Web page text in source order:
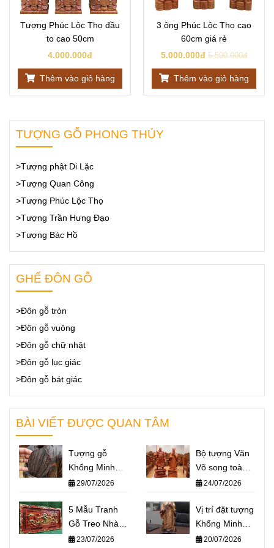
Tượng Phúc Lộc Thọ đầu
to cao 50cm
4.000.000đ
Thêm vào giỏ hàng
3 ông Phúc Lộc Thọ cao
60cm giá rẻ
5.000.000đ 5.500.000đ
Thêm vào giỏ hàng
TƯỢNG GỖ PHONG THỦY
>Tượng phật Di Lặc
>Tượng Quan Công
>Tượng Phúc Lộc Thọ
>Tượng Trần Hưng Đạo
>Tượng Bác Hồ
GHẾ ĐÔN GỖ
>Đôn gỗ tròn
>Đôn gỗ vuông
>Đôn gỗ chữ nhật
>Đôn gỗ lục giác
>Đôn gỗ bát giác
BÀI VIẾT ĐƯỢC QUAN TÂM
Tượng gỗ
Khổng Minh
giá bao nhiêu?
mẫu tượng
Khổng Minh
nổi bật nhất
29/07/2026
Bộ tượng Văn
Võ song toàn
Khổng Minh –
nghĩa và cách
đặt trên bàn
làm việc
24/07/2026
5 Mẫu Tranh
Gỗ Treo Nhà
Thờ Họ Ý
23/07/2026
Vị trí đặt tượng
Khổng Minh
chuẩn phong
20/07/2026